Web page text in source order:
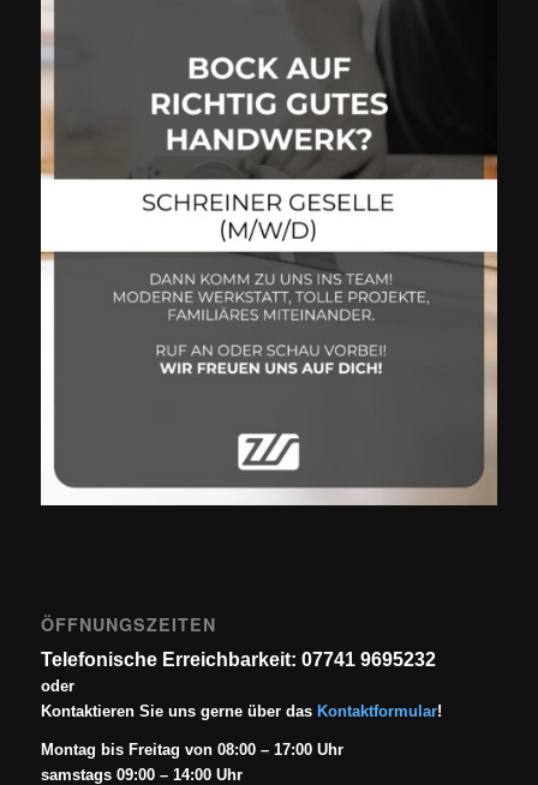
ÖFFNUNGSZEITEN
Telefonische Erreichbarkeit: 07741 9695232
oder
Kontaktieren Sie uns gerne über das Kontaktformular!
Montag bis Freitag von 08:00 – 17:00 Uhr
samstags 09:00 – 14:00 Uhr